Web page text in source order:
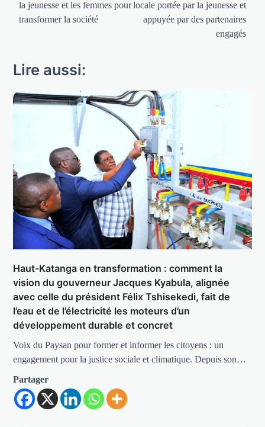
la jeunesse et les femmes pour
transformer la société
locale portée par la jeunesse et
appuyée par des partenaires
engagés
Lire aussi:
Haut-Katanga en transformation : comment la
vision du gouverneur Jacques Kyabula, alignée
avec celle du président Félix Tshisekedi, fait de
l’eau et de l’électricité les moteurs d’un
développement durable et concret
Voix du Paysan pour former et informer les citoyens : un
engagement pour la justice sociale et climatique. Depuis son…
Partager